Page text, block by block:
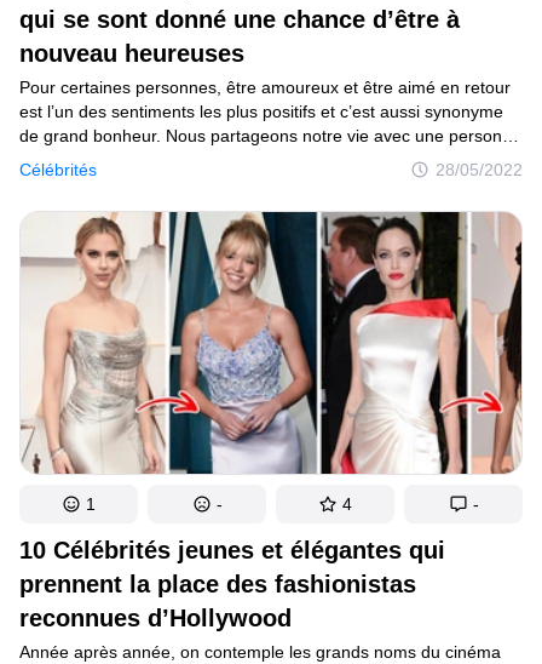
qui se sont donné une chance d’être à
nouveau heureuses
Célébrités 28/05/2022
Pour certaines personnes, être amoureux et être aimé en retour
est l’un des sentiments les plus positifs et c’est aussi synonyme
de grand bonheur. Nous partageons notre vie avec une personne
spéciale et pensons qu’elle sera à nos côtés pour toujours.
Cependant, il arrive que les choses ne se passent pas comme
prévu et que la relation prenne fin. Alors parfois, nous en venons
à penser que nous ne revivrons plus jamais une histoire d’amour
similaire.
10 Célébrités jeunes et élégantes qui
prennent la place des fashionistas
reconnues d’Hollywood
Année après année, on contemple les grands noms du cinéma
1 - 4 -